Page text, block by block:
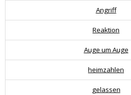
Angriff
Reaktion
Auge um Auge
heimzahlen
gelassen